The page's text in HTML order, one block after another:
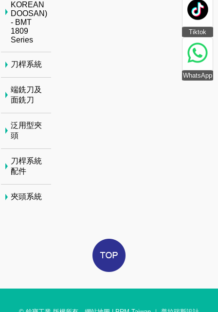
Tiktok
WhatsApp
KOREAN
DOOSAN)
- BMT
1809
Series
刀桿系統
端銑刀及
面銑刀
泛用型夾
頭
刀桿系統
配件
夾頭系統